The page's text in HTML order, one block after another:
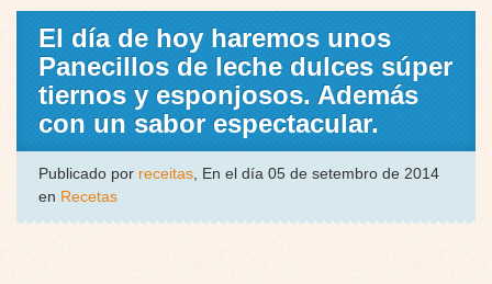
El día de hoy haremos unos
Panecillos de leche dulces súper
tiernos y esponjosos. Además
con un sabor espectacular.
Publicado por receitas, En el día 05 de setembro de 2014
en Recetas